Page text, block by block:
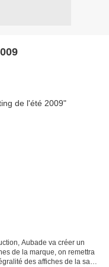
Aubade va créer un
de la marque, on remettra
des affiches de la saga